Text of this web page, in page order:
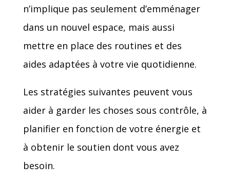
n’implique pas seulement d’emménager
dans un nouvel espace, mais aussi
mettre en place des routines et des
aides adaptées à votre vie quotidienne.
Les stratégies suivantes peuvent vous
aider à garder les choses sous contrôle, à
planifier en fonction de votre énergie et
à obtenir le soutien dont vous avez
besoin.